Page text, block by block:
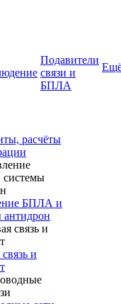
Подавители
связи и
БПЛА
расчёты
БПЛА и
антидрон
и